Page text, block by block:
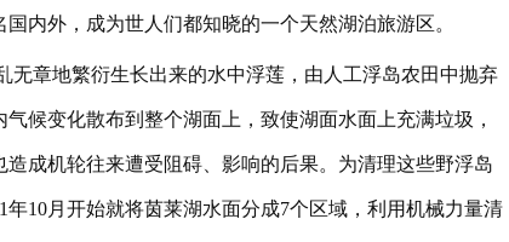
内外，成为世人们都知晓的一个天然湖泊旅游区。
无章地繁衍生长出来的水中浮莲，由人工浮岛农田中抛弃
候变化散布到整个湖面上，致使湖面水面上充满垃圾，
成机轮往来遭受阻碍、影响的后果。为清理这些野浮岛
10月开始就将茵莱湖水面分成7个区域，利用机械力量清